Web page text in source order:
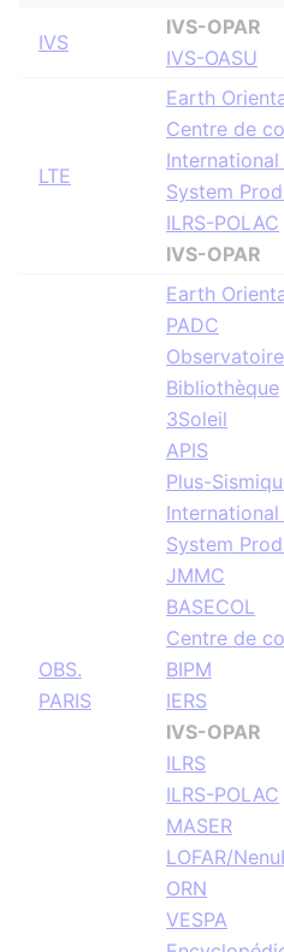
IVS
IVS-OPAR
IVS-OASU
LTE
Earth
Centre de
System
ILRS-POLAC
IVS-OPAR
OBS.
PARIS
Earth
PADC
Bibliothèque
3Soleil
APIS
Plus-
System
JMMC
BASECOL
Centre de
BIPM
IERS
IVS-OPAR
ILRS
ILRS-POLAC
MASER
LOFAR/
ORN
VESPA